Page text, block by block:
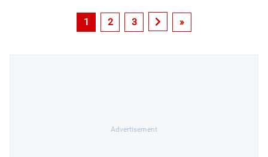
1 2 3 »